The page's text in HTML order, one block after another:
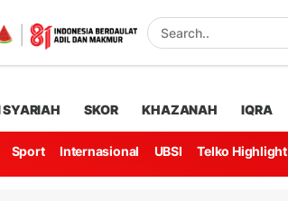
SYARIAH SKOR KHAZANAH IQRA
Sport Internasional UBSI Telko Highlight